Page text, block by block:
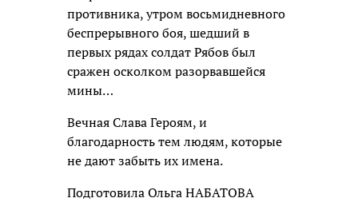
противника, утром восьмидневного
беспрерывного боя, шедший в
первых рядах солдат Рябов был
сражен осколком разорвавшейся
мины…
Вечная Слава Героям, и
благодарность тем людям, которые
не дают забыть их имена.
Подготовила Ольга НАБАТОВА